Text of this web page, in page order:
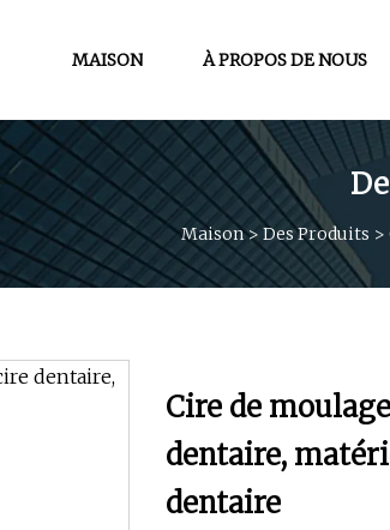
MAISON À PROPOS DE NOUS
Maison> Des Produits >
Cire de
dentaire,
dentaire